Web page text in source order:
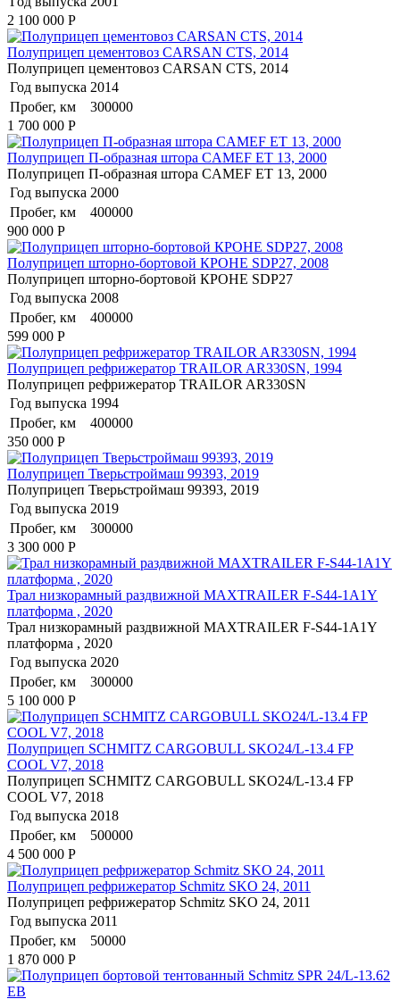
2 100 000 Р
Полуприцеп цементовоз СARSАN CТS, 2014
Полуприцеп цементовоз СARSАN CТS, 2014
Год выпуска 2014
Пробег, км
300000
1 700 000 Р
Полуприцеп П-образная штора CAMEF ET 13, 2000
Полуприцеп П-образная штора CAMEF ET 13, 2000
Год выпуска 2000
Пробег, км
400000
900 000 Р
Полуприцеп шторно-бортовой КРОНЕ SDP27, 2008
Полуприцеп шторно-бортовой КРОНЕ SDP27
Год выпуска 2008
Пробег, км
400000
599 000 Р
Полуприцеп рефрижератор TRAILOR AR330SN, 1994
Полуприцеп рефрижератор TRAILOR AR330SN
Год выпуска 1994
Пробег, км
400000
350 000 Р
Полуприцеп Тверьстроймаш 99393, 2019
Полуприцеп Тверьстроймаш 99393, 2019
Год выпуска 2019
Пробег, км
300000
3 300 000 Р
Трал низкорамный раздвижной MAXTRAILER F-S44-1A1Y
платформа , 2020
Трал низкорамный раздвижной MAXTRAILER F-S44-1A1Y
платформа , 2020
Год выпуска 2020
Пробег, км
300000
5 100 000 Р
Полуприцеп SCHMITZ CARGOBULL SKO24/L-13.4 FP
COOL V7, 2018
Полуприцеп SCHMITZ CARGOBULL SKO24/L-13.4 FP
COOL V7, 2018
Год выпуска 2018
Пробег, км
500000
4 500 000 Р
Полуприцеп рефрижератор Schmitz SKO 24, 2011
Полуприцеп рефрижератор Schmitz SKO 24, 2011
Год выпуска 2011
Пробег, км
50000
1 870 000 Р